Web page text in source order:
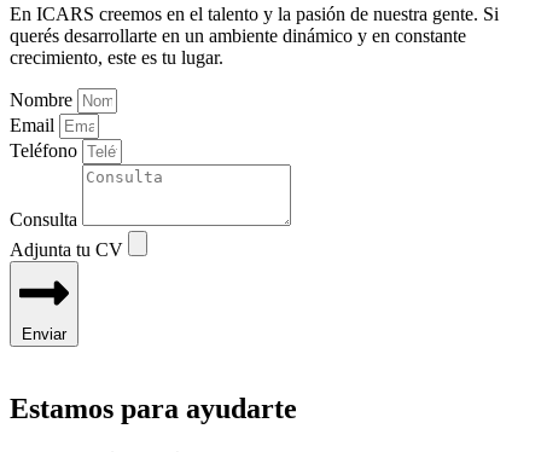
En ICARS creemos en el talento y la pasión de nuestra gente. Si
querés desarrollarte en un ambiente dinámico y en constante
crecimiento, este es tu lugar.
Nombre
Email
Teléfono
Consulta
Adjunta tu CV
Enviar
Estamos para ayudarte